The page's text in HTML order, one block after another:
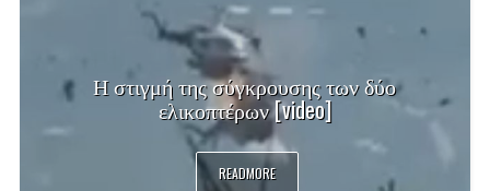
Η στιγμή της σύγκρουσης των δύο
ελικοπτέρων [video]
READMORE